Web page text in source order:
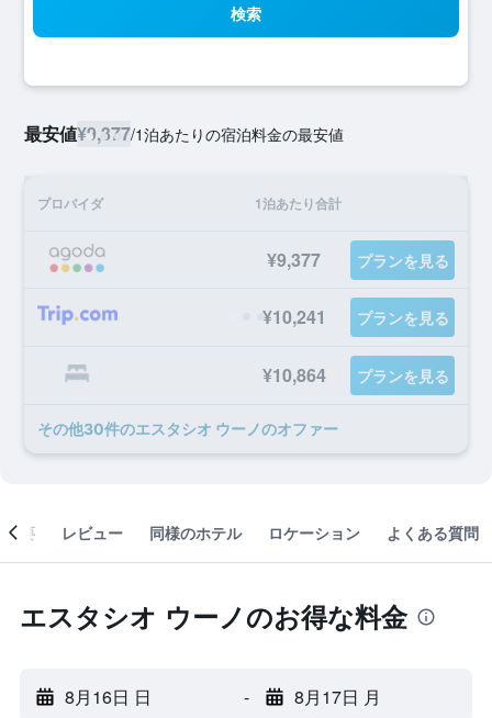
検索
最安値¥9,377/1泊あたりの宿泊料金の最安値
プロバイダ 1泊あたり合計
¥9,377 プランを見る
¥10,241 プランを見る
¥10,864 プランを見る
​その他30​件のエスタシオ ウーノのオファー
概要 レビュー 同様のホテル ロケーション よくある質問
エスタシオ ウーノのお得な料金
8月16日 日 - 8月17日 月